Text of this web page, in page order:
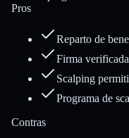
Pros
Reparto de
Firma
Scalping
Programa de
Contras